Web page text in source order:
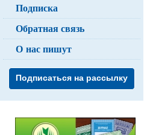
Подписка
Обратная связь
О нас пишут
Подписаться на рассылку